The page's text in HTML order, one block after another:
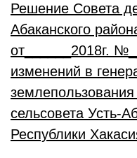
Решение Совета
Абаканского
от______2018г.
изменений в
сельсовета Усть-
Республики